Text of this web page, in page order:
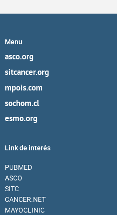
Menu
asco.org
sitcancer.org
mpois.com
sochom.cl
esmo.org
Link de interés
PUBMED
ASCO
SITC
CANCER.NET
MAYOCLINIC